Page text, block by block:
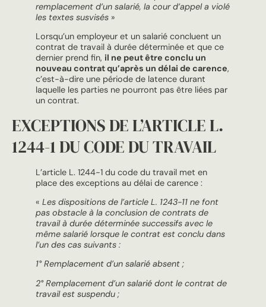
remplacement d’un salarié, la cour d’appel a violé
les textes susvisés »
Lorsqu’un employeur et un salarié concluent un
contrat de travail à durée déterminée et que ce
dernier prend fin, il ne peut être conclu un
nouveau contrat qu’après un délai de carence,
c’est-à-dire une période de latence durant
laquelle les parties ne pourront pas être liées par
un contrat.
EXCEPTIONS DE L’ARTICLE L.
1244-1 DU CODE DU TRAVAIL
L’article L. 1244-1 du code du travail met en
place des exceptions au délai de carence :
« Les dispositions de l’article L. 1243-11 ne font
pas obstacle à la conclusion de contrats de
travail à durée déterminée successifs avec le
même salarié lorsque le contrat est conclu dans
l’un des cas suivants :
1° Remplacement d’un salarié absent ;
2° Remplacement d’un salarié dont le contrat de
travail est suspendu ;